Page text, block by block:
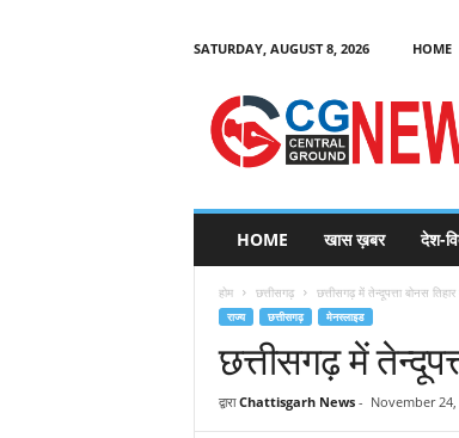
SATURDAY, AUGUST 8, 2026 HOME
C
HOME खास ख़बर देश-
होम छत्तीसगढ़ छत्तीसगढ़ में तेन्दूपत्ता बोनस
राज्य छत्तीसगढ़ मेनस्लाइड
छत्तीसगढ़ में
द्वारा Chattisgarh News- November 24,